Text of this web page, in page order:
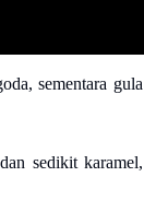
sementara gula
sedikit karamel,